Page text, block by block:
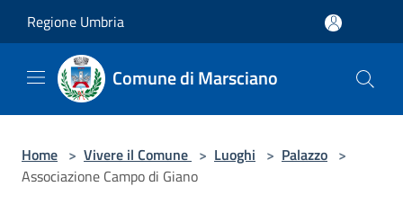
Regione Umbria
Comune di Marsciano
Home > Vivere il Comune > Luoghi > Palazzo >
Associazione Campo di Giano